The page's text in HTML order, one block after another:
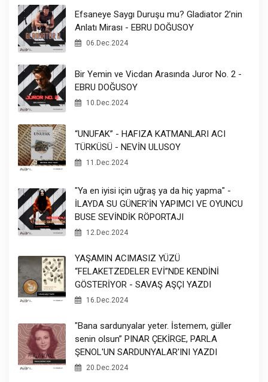
Efsaneye Saygı Duruşu mu? Gladiator 2’nin
Anlatı Mirası - EBRU DOĞUSOY
06.Dec.2024
Bir Yemin ve Vicdan Arasında Juror No. 2 -
EBRU DOĞUSOY
10.Dec.2024
“UNUFAK” - HAFIZA KATMANLARI ACI
TÜRKÜSÜ - NEVİN ULUSOY
11.Dec.2024
"Ya en iyisi için uğraş ya da hiç yapma" -
İLAYDA SU GÜNER'İN YAPIMCI VE OYUNCU
BUSE SEVİNDİK RÖPORTAJI
12.Dec.2024
YAŞAMIN ACIMASIZ YÜZÜ
“FELAKETZEDELER EVİ”NDE KENDİNİ
GÖSTERİYOR - SAVAŞ AŞÇI YAZDI
16.Dec.2024
"Bana sardunyalar yeter. İstemem, güller
senin olsun” PINAR ÇEKİRGE, PARLA
ŞENOL'UN SARDUNYALAR'INI YAZDI
20.Dec.2024